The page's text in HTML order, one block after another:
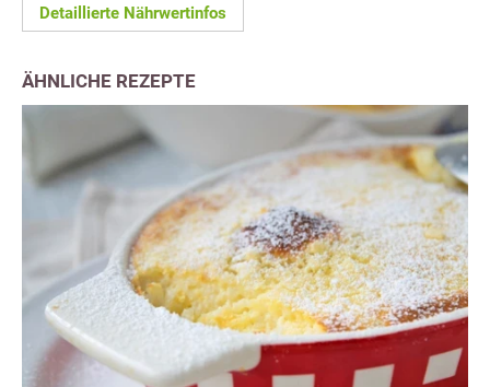
Detaillierte Nährwertinfos
ÄHNLICHE REZEPTE